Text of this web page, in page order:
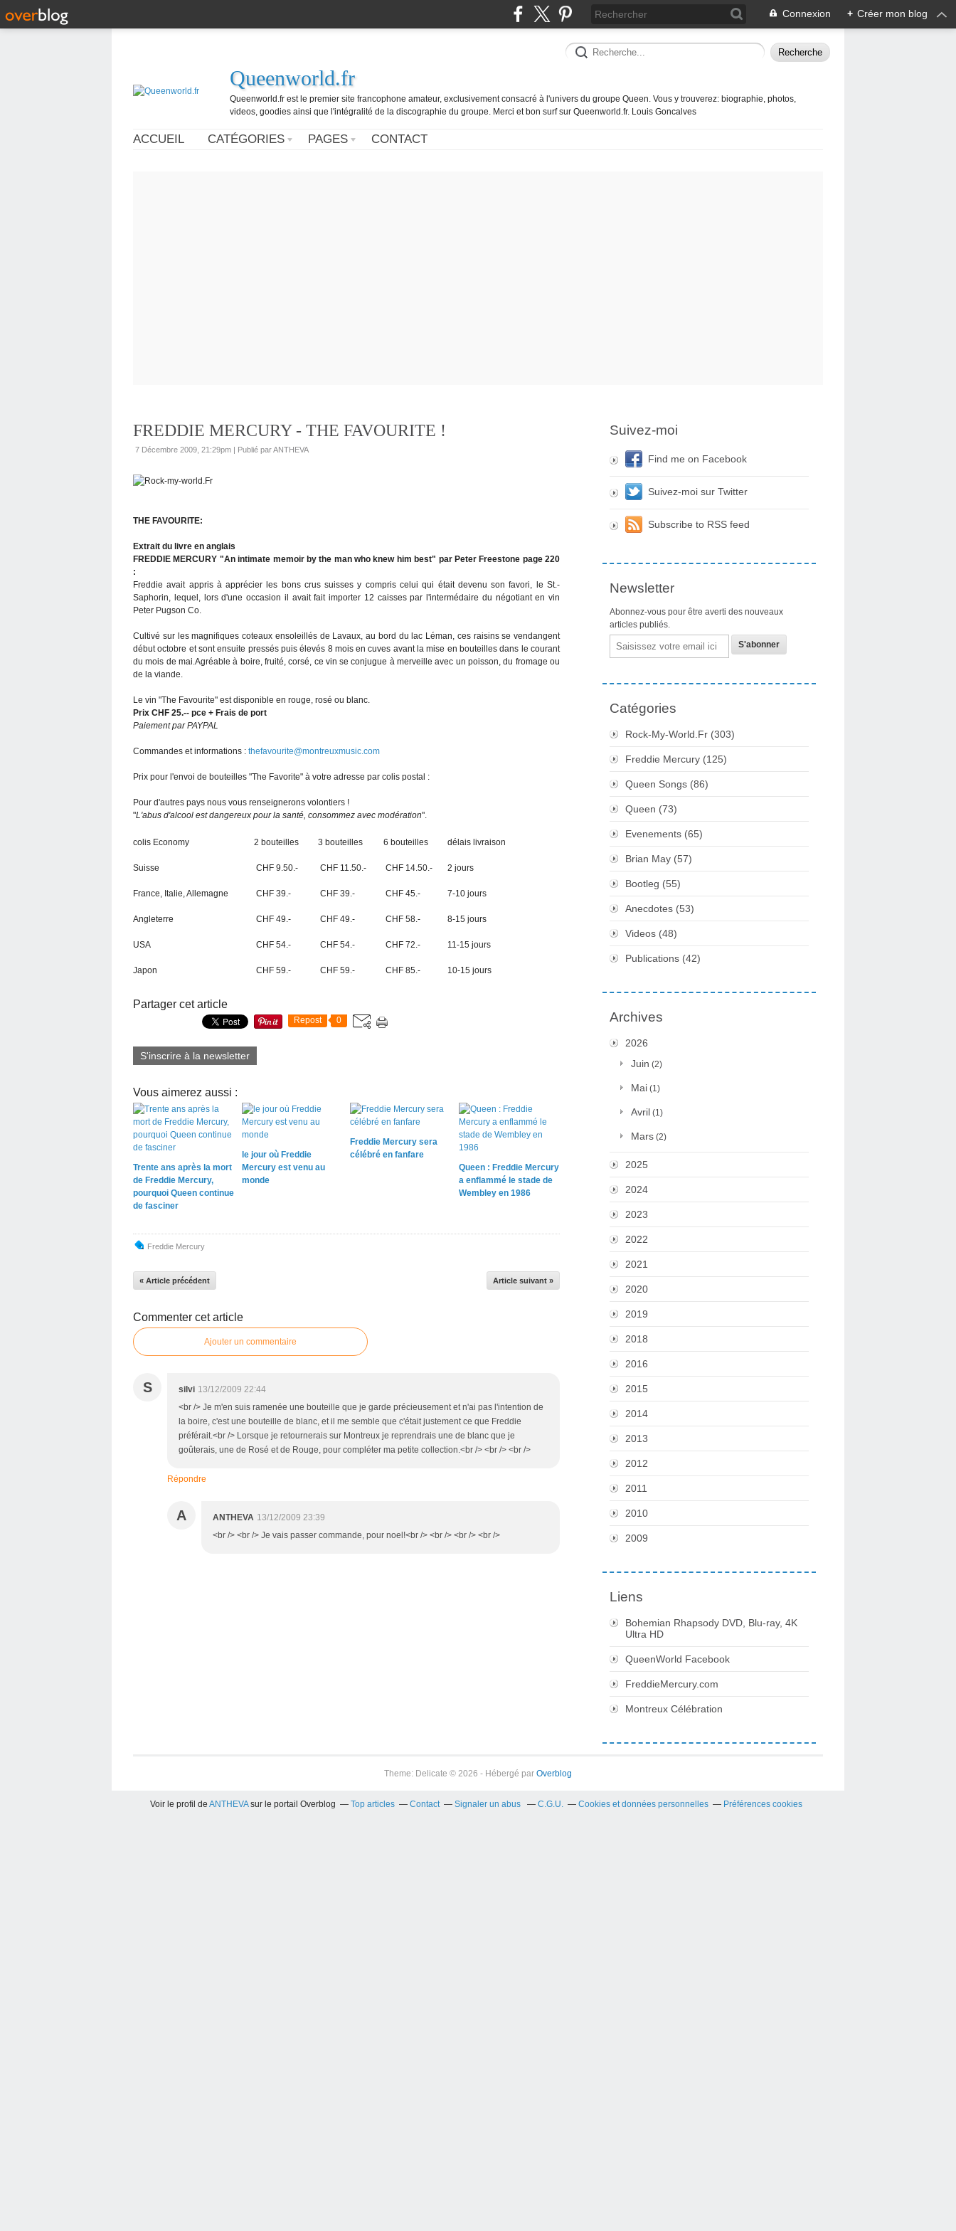
Connexion + Créer mon blog
Queenworld.fr
Queenworld.fr est le premier site francophone amateur, exclusivement consacré à l'univers du groupe Queen. Vous y trouverez: biographie, photos,
videos, goodies ainsi que l'intégralité de la discographie du groupe. Merci et bon surf sur Queenworld.fr. Louis Goncalves
ACCUEIL CATÉGORIES PAGES CONTACT
FREDDIE MERCURY - THE FAVOURITE !
7 Décembre 2009, 21:29pm | Publié par ANTHEVA
THE FAVOURITE:
Extrait du livre en anglais
FREDDIE MERCURY "An intimate memoir by the man who knew him best" par Peter Freestone page 220
:
Freddie avait appris à apprécier les bons crus suisses y compris celui qui était devenu son favori, le St.-
Saphorin, lequel, lors d'une occasion il avait fait importer 12 caisses par l'intermédaire du négotiant en vin
Peter Pugson Co.
Cultivé sur les magnifiques coteaux ensoleillés de Lavaux, au bord du lac Léman, ces raisins se vendangent
début octobre et sont ensuite pressés puis élevés 8 mois en cuves avant la mise en bouteilles dans le courant
du mois de mai.Agréable à boire, fruité, corsé, ce vin se conjugue à merveille avec un poisson, du fromage ou
de la viande.
Le vin "The Favourite" est disponible en rouge, rosé ou blanc.
Prix CHF 25.-- pce + Frais de port
Paiement par PAYPAL
Commandes et informations : thefavourite@montreuxmusic.com
Prix pour l'envoi de bouteilles "The Favorite" à votre adresse par colis postal :
Pour d'autres pays nous vous renseignerons volontiers !
"L'abus d'alcool est dangereux pour la santé, consommez avec modération".
colis Economy 2 bouteilles 3 bouteilles 6 bouteilles délais livraison
Suisse CHF 9.50.- CHF 11.50.- CHF 14.50.- 2 jours
France, Italie, Allemagne CHF 39.- CHF 39.- CHF 45.- 7-10 jours
Angleterre CHF 49.- CHF 49.- CHF 58.- 8-15 jours
USA CHF 54.- CHF 54.- CHF 72.- 11-15 jours
Japon CHF 59.- CHF 59.- CHF 85.- 10-15 jours
Partager cet article
Repost 0
S'inscrire à la newsletter
Vous aimerez aussi :
Trente ans après la mort
de Freddie Mercury,
pourquoi Queen continue
de fasciner
le jour où Freddie
Mercury est venu au
monde
Freddie Mercury sera
célébré en fanfare
Queen : Freddie Mercury
a enflammé le stade de
Wembley en 1986
Freddie Mercury
« Article précédent Article suivant »
Commenter cet article
Ajouter un commentaire
S silvi 13/12/2009 22:44
<br /> Je m'en suis ramenée une bouteille que je garde précieusement et n'ai pas l'intention de
la boire, c'est une bouteille de blanc, et il me semble que c'était justement ce que Freddie
préférait.<br /> Lorsque je retournerais sur Montreux je reprendrais une de blanc que je
goûterais, une de Rosé et de Rouge, pour compléter ma petite collection.<br /> <br /> <br />
Répondre
A ANTHEVA 13/12/2009 23:39
<br /> <br /> Je vais passer commande, pour noel!<br /> <br /> <br /> <br />
Suivez-moi
Find me on Facebook
Suivez-moi sur Twitter
Subscribe to RSS feed
Newsletter
Abonnez-vous pour être averti des nouveaux
articles publiés.
Email
Catégories
Rock-My-World.fr (303)
Freddie Mercury (125)
Queen Songs (86)
Queen (73)
Evenements (65)
Brian May (57)
Bootleg (55)
Anecdotes (53)
Videos (48)
Publications (42)
Archives
2026
Juin (2)
Mai (1)
Avril (1)
Mars (2)
2025
2024
2023
2022
2021
2020
2019
2018
2016
2015
2014
2013
2012
2011
2010
2009
Liens
Bohemian Rhapsody DVD, Blu-ray, 4K
Ultra HD
QueenWorld Facebook
FreddieMercury.com
Montreux Célébration
Theme: Delicate © 2026 - Hébergé par Overblog
Voir le profil de ANTHEVAsur le portail Overblog Top articles Contact Signaler un abus C.G.U. Cookies et données personnelles Préférences cookies